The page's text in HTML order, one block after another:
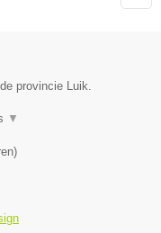
provincie Luik.
▼
)